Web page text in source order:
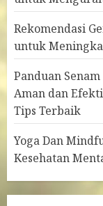
Rekomendasi
untuk
Panduan
Aman dan
Tips Terbaik
Yoga Dan
Kesehatan